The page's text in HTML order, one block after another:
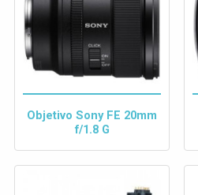
Objetivo Sony FE 20mm
f/1.8 G